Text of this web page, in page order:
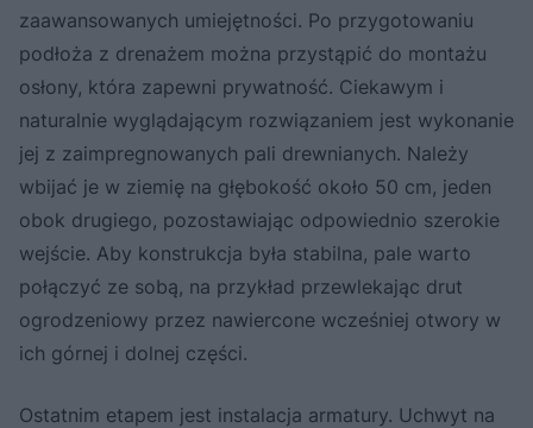
zaawansowanych umiejętności. Po przygotowaniu
podłoża z drenażem można przystąpić do montażu
osłony, która zapewni prywatność. Ciekawym i
naturalnie wyglądającym rozwiązaniem jest wykonanie
jej z zaimpregnowanych pali drewnianych. Należy
wbijać je w ziemię na głębokość około 50 cm, jeden
obok drugiego, pozostawiając odpowiednio szerokie
wejście. Aby konstrukcja była stabilna, pale warto
połączyć ze sobą, na przykład przewlekając drut
ogrodzeniowy przez nawiercone wcześniej otwory w
ich górnej i dolnej części.
Ostatnim etapem jest instalacja armatury. Uchwyt na